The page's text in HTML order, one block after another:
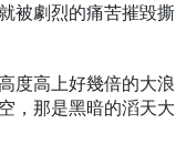
被劇烈的痛苦摧毀撕
度高上好幾倍的大浪
，那是黑暗的滔天大